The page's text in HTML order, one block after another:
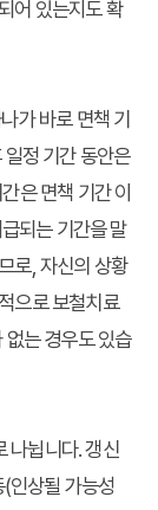
어 있는지도 확
가 바로 면책 기
정 기간 동안은
은 면책 기간 이
되는 기간을 말
로, 자신의 상황
으로 보철치료
없는 경우도 있습
나뉩니다. 갱신
인상될 가능성